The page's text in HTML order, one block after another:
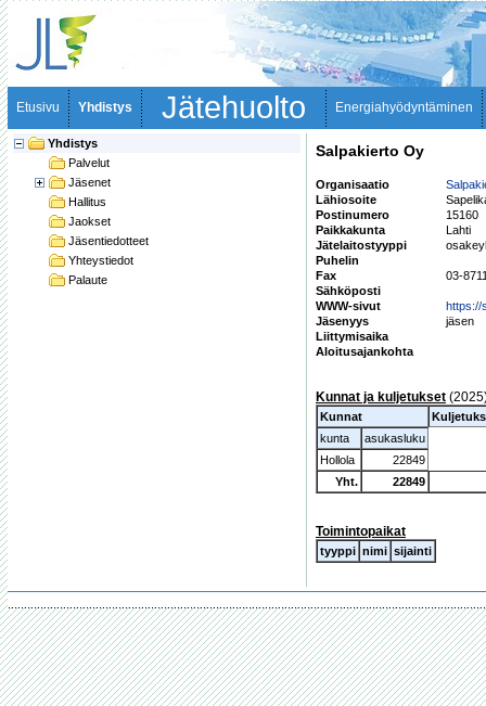
Etusivu Yhdistys Jätehuolto Energiahyödyntäminen
Yhdistys
Palvelut
Jäsenet
Hallitus
Jaokset
Jäsentiedotteet
Yhteystiedot
Palaute
Salpakierto Oy
Organisaatio
Lähiosoite
Postinumero
15160
Paikkakunta
Lahti
Jätelaitostyyppi
Puhelin
Fax
03-
Sähköposti
WWW-sivut
https://
Jäsenyys
jäsen
Liittymisaika
Aloitusajankohta
Kunnat ja kuljetukset
Kunnat
kunta
asukasluku
Hollola
22849
Yht.
22849
Toimintopaikat
tyyppi nimi sijainti